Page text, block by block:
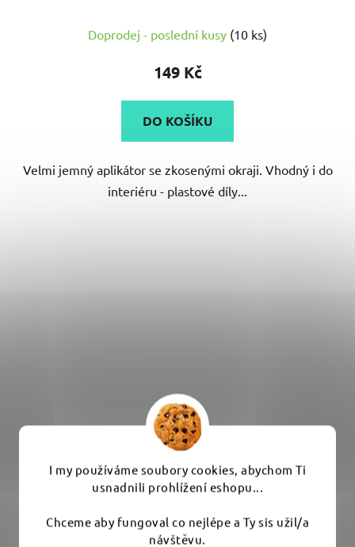
I my používáme soubory cookies, abychom Ti
usnadnili prohlížení eshopu...
Chceme aby fungoval co nejlépe a Ty sis užil/a
návštěvu.
Doprodej - poslední kusy (10 ks)
149 Kč
DO KOŠÍKU
Velmi jemný aplikátor se zkosenými okraji. Vhodný i do
interiéru - plastové díly...
Gyeon Q2M Coating Aplikator Light (10-pack) - 10
ks aplikátorů na keramické ochrany